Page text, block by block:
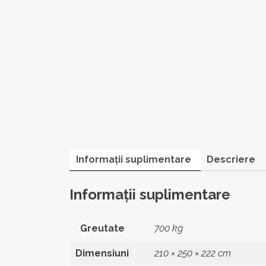
Informații suplimentare Descriere
Informații suplimentare
Greutate 700 kg
Dimensiuni 210 × 250 × 222 cm